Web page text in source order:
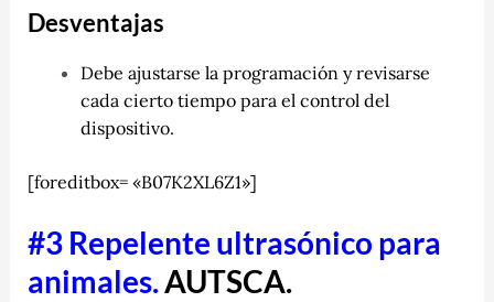
Desventajas
Debe ajustarse la programación y revisarse
cada cierto tiempo para el control del
dispositivo.
[foreditbox= «B07K2XL6Z1»]
#3 Repelente ultrasónico para
animales.AUTSCA.